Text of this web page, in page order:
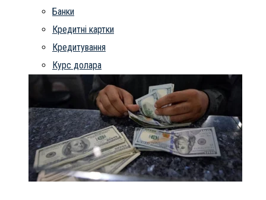
Банки
Кредитні картки
Кредитування
Курс долара